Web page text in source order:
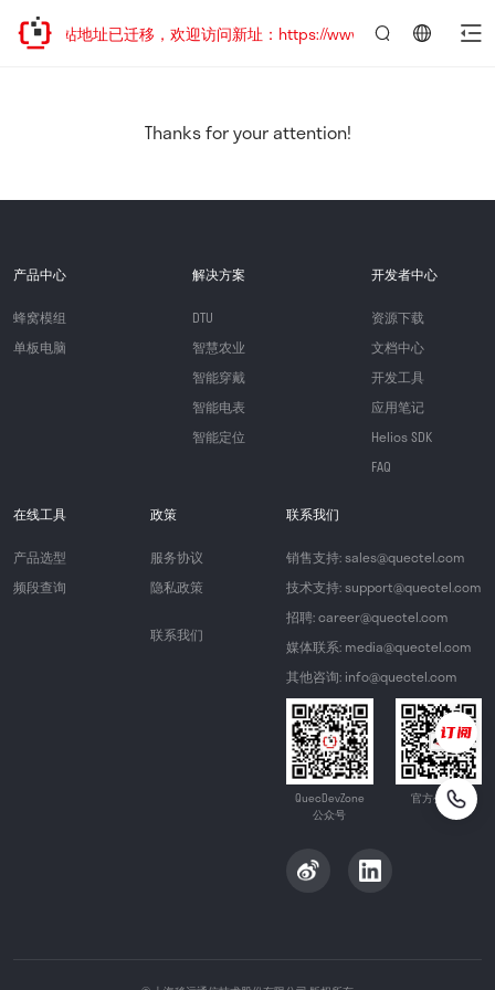
网站地址已迁移，欢迎访问新址：https://www.quectel.com.cn
Thanks for your attention!
产品中心
蜂窝模组
单板电脑
解决方案
DTU
智慧农业
智能穿戴
智能电表
智能定位
开发者中心
资源下载
文档中心
开发工具
应用笔记
Helios SDK
FAQ
在线工具
产品选型
频段查询
政策
服务协议
隐私政策
联系我们
联系我们
销售支持: sales@quectel.com
技术支持: support@quectel.com
招聘: career@quectel.com
媒体联系: media@quectel.com
其他咨询: info@quectel.com
QuecDevZone
公众号
官方公众号